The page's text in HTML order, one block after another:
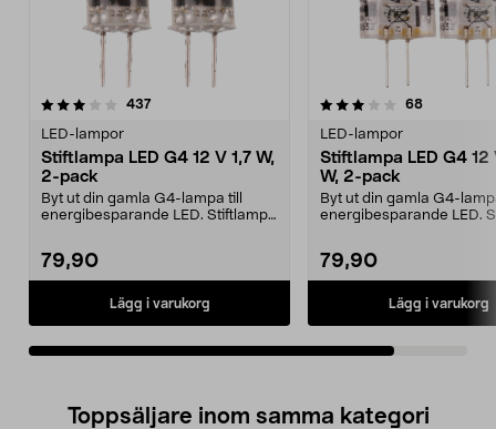
437recensioner
LED-lampor
Stiftlampa LED G4 12 V 1,7 W,
2-pack
Byt ut din gamla G4-lampa till
energibesparande LED. Stiftlampa
79,90
Lägg i varukorg
3.5av 5 stjärnor 68recensioner
LED-lampor
Stiftlampa LED G4 12
W, 2-pack
Byt ut din gamla G4-
energibesparande LED.
79,90
Lägg i varukorg
Toppsäljare inom samma kategori